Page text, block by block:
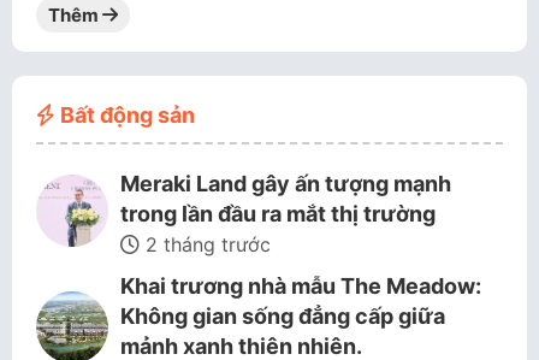
Thêm
Bất động sản
Meraki Land gây ấn tượng mạnh
trong lần đầu ra mắt thị trường
2 tháng trước
Khai trương nhà mẫu The Meadow:
Không gian sống đẳng cấp giữa
mảnh xanh thiên nhiên.